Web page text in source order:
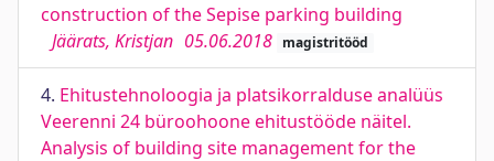
construction of the Sepise parking building
Jäärats, Kristjan 05.06.2018 magistritööd
4. Ehitustehnoloogia ja platsikorralduse analüüs
Veerenni 24 büroohoone ehitustööde näitel.
Analysis of building site management for the